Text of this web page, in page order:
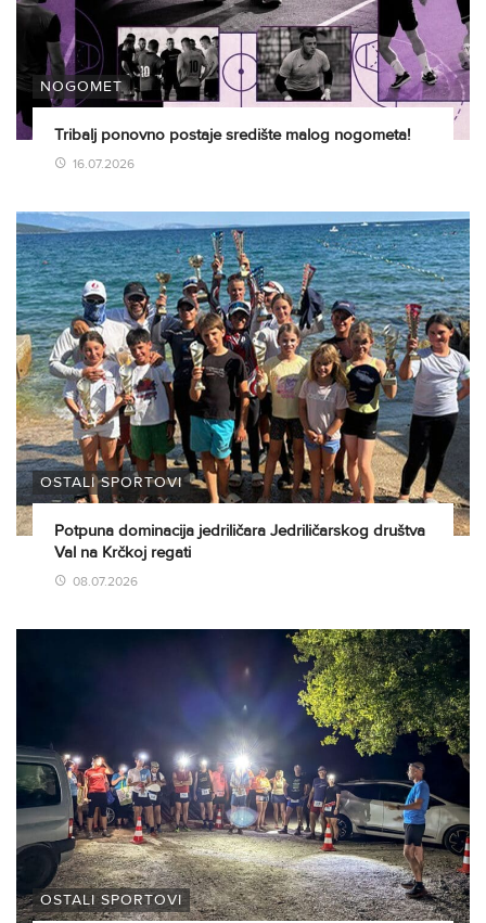
NOGOMET
Tribalj ponovno postaje središte malog nogometa!
16.07.2026
OSTALI SPORTOVI
Potpuna dominacija jedriličara Jedriličarskog društva
Val na Krčkoj regati
08.07.2026
OSTALI SPORTOVI